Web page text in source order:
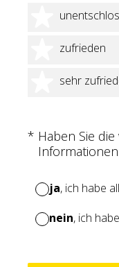
3
zufrieden
4
sehr
5
* Haben Sie
(Erforderlich.)
ja, ich habe
nein, ich